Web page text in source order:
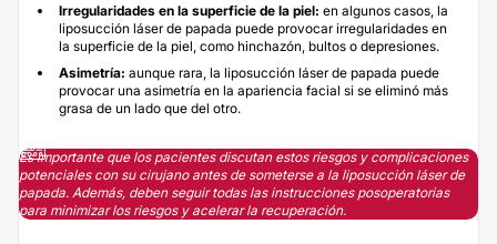
Irregularidades en la superficie de la piel: en algunos casos, la
liposucción láser de papada puede provocar irregularidades en
la superficie de la piel, como hinchazón, bultos o depresiones.
Asimetría: aunque rara, la liposucción láser de papada puede
provocar una asimetría en la apariencia facial si se eliminó más
grasa de un lado que del otro.
Es importante que los pacientes discutan estos riesgos y complicaciones
potenciales con su cirujano antes de someterse a la liposucción láser de
papada. Además, deben seguir todas las instrucciones posoperatorias
para minimizar los riesgos y acelerar la recuperación.